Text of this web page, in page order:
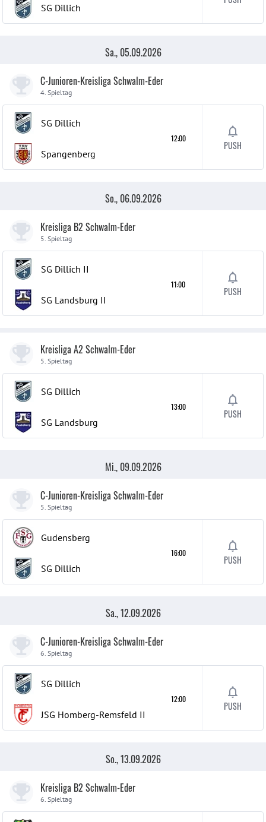
SG Dillich
Sa., 05.09.2026
C-Junioren-Kreisliga Schwalm-Eder
4. Spieltag
SG Dillich
Spangenberg
12:00
PUSH
So., 06.09.2026
Kreisliga B2 Schwalm-Eder
5. Spieltag
SG Dillich II
SG Landsburg II
11:00
PUSH
Kreisliga A2 Schwalm-Eder
5. Spieltag
SG Dillich
SG Landsburg
13:00
PUSH
Mi., 09.09.2026
C-Junioren-Kreisliga Schwalm-Eder
5. Spieltag
Gudensberg
SG Dillich
16:00
PUSH
Sa., 12.09.2026
C-Junioren-Kreisliga Schwalm-Eder
6. Spieltag
SG Dillich
JSG Homberg-Remsfeld II
12:00
PUSH
So., 13.09.2026
Kreisliga B2 Schwalm-Eder
6. Spieltag